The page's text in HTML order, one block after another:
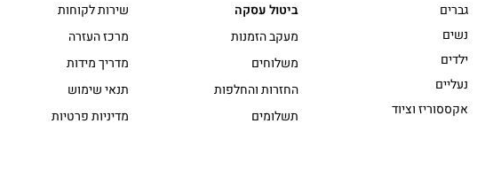
גברים
נשים
ילדים
נעליים
אקססוריז וציוד
ביטול עסקה
מעקב הזמנות
משלוחים
החזרות והחלפות
תשלומים
שירות לקוחות
מרכז העזרה
מדריך מידות
תנאי שימוש
מדיניות פרטיות